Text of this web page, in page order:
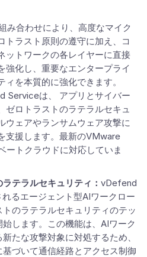
合わせにより、高度なマイク
トラスト原則の遵守に加え、コ
ットワークの各レイヤーに直接
強化し、重要なエンタープライ
を本質的に強化できます。
Serviceは、 アプリとサイバー
ゼロトラストのラテラルセキュ
ウェアやランサムウェア攻撃に
支援します。最新のVMware
トクラウドに対応していま
テラルセキュリティ： vDefend
るエージェント型AIワークロー
トのラテラルセキュリティのテッ
します。この機能は、AIワーク
たな攻撃対象に対処するため、
づいて通信経路とアクセス制御